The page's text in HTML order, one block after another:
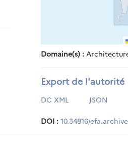
Domaine(s) :
Export de l'autorité
DC XML JSON
DOI : 10.34816/